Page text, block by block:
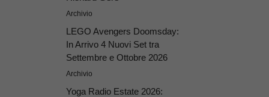
Archivio
LEGO Avengers Doomsday:
In Arrivo 4 Nuovi Set tra
Settembre e Ottobre 2026
Archivio
Yoga Radio Estate 2026: